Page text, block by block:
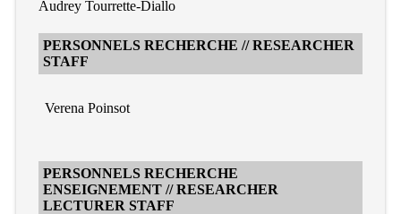
Audrey Tourrette-Diallo
PERSONNELS RECHERCHE // RESEARCHER
STAFF
Verena Poinsot
PERSONNELS RECHERCHE
ENSEIGNEMENT // RESEARCHER
LECTURER STAFF